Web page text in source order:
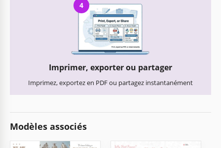
4
Imprimer, exporter ou partager
Imprimez, exportez en PDF ou partagez instantanément
Modèles associés